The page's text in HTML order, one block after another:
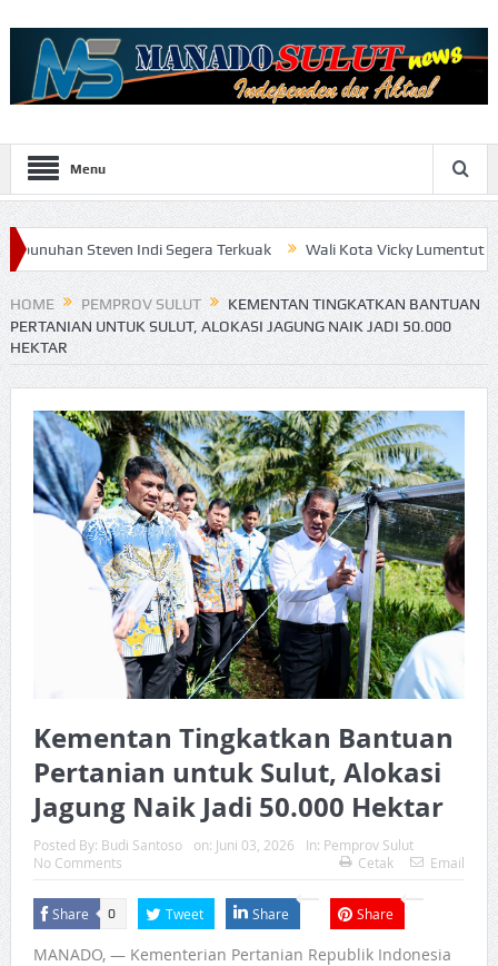
Menu
Indi Segera Terkuak Wali Kota Vicky Lumentut Serahkan
HOME PEMPROV SULUT
KEMENTAN TINGKATKAN BANTUAN
PERTANIAN UNTUK SULUT, ALOKASI JAGUNG NAIK JADI 50.000
HEKTAR
Kementan Tingkatkan Bantuan
Pertanian untuk Sulut, Alokasi
Jagung Naik Jadi 50.000 Hektar
Posted By: Budi Santoso on: Juni 03, 2026 In: Pemprov Sulut
No Comments
Cetak Email
Share 0 Tweet Share Share
MANADO, — Kementerian Pertanian Republik Indonesia